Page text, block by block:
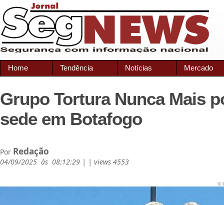
Home Tendência Notícias Mercado
Grupo Tortura Nunca Mais
sede em Botafogo
Por Redação
04/09/2025 às 08:12:29 | | views 4553
©